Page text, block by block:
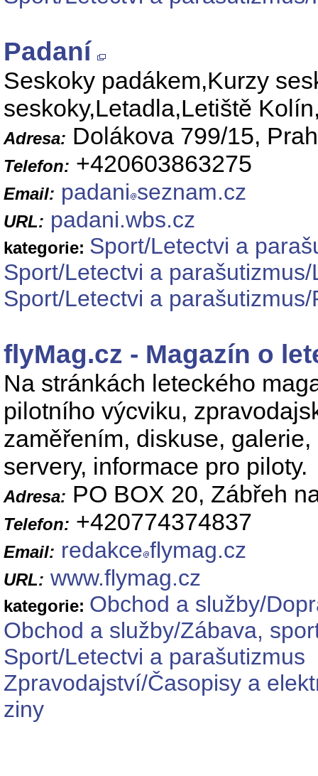
Padaní
Seskoky padákem,Kurzy
seskoky,Letadla,Letiště
Adresa: Dolákova 799/15,
Telefon: +420603863275
Email: padani seznam.cz
URL: padani.wbs.cz
kategorie: Sport/Letectvi a
Sport/Letectvi a
Sport/Letectvi a
flyMag.cz - Magazín o
Na stránkách leteckého
pilotního výcviku,
zaměřením, diskuse,
servery, informace pro piloty.
Adresa: PO BOX 20, Zábřeh
Telefon: +420774374837
Email: redakce flymag.cz
URL: www.flymag.cz
kategorie: Obchod a služby/
Obchod a služby/Zábava,
Sport/Letectvi a parašutizmus
Zpravodajství/Časopisy a
ziny